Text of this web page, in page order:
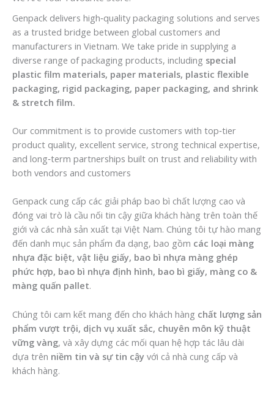
Genpack delivers high‑quality packaging solutions and serves
as a trusted bridge between global customers and
manufacturers in Vietnam. We take pride in supplying a
diverse range of packaging products, including special
plastic film materials, paper materials, plastic flexible
packaging, rigid packaging, paper packaging, and shrink
& stretch film.
Our commitment is to provide customers with top‑tier
product quality, excellent service, strong technical expertise,
and long‑term partnerships built on trust and reliability with
both vendors and customers
Genpack cung cấp các giải pháp bao bì chất lượng cao và
đóng vai trò là cầu nối tin cậy giữa khách hàng trên toàn thế
giới và các nhà sản xuất tại Việt Nam. Chúng tôi tự hào mang
đến danh mục sản phẩm đa dạng, bao gồm các loại màng
nhựa đặc biệt, vật liệu giấy, bao bì nhựa màng ghép
phức hợp, bao bì nhựa định hình, bao bì giấy, màng co &
màng quấn pallet.
Chúng tôi cam kết mang đến cho khách hàng chất lượng sản
phẩm vượt trội, dịch vụ xuất sắc, chuyên môn kỹ thuật
vững vàng, và xây dựng các mối quan hệ hợp tác lâu dài
dựa trên niềm tin và sự tin cậy với cả nhà cung cấp và
khách hàng.